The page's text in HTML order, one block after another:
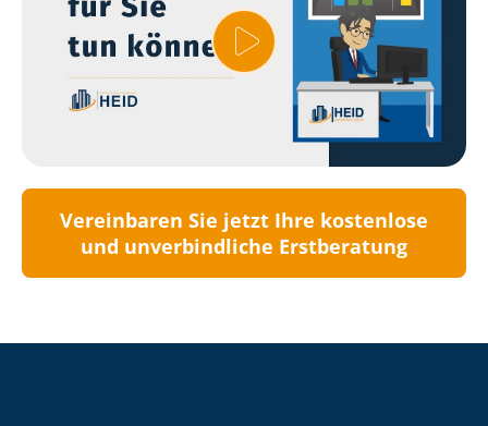
Vereinbaren Sie jetzt Ihre kostenlose
und unverbindliche Erstberatung